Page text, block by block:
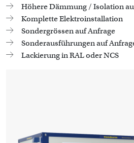
Höhere Dämmung / Isolation
Komplette Elektroinstallation
Sondergrössen auf Anfrage
Sonderausführungen auf
Lackierung in RAL oder NCS